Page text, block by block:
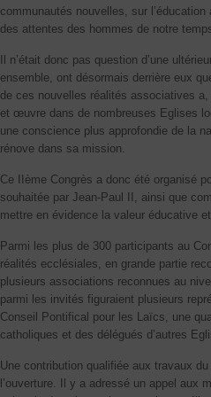
communautés nouvelles, sur
des attentes des hommes de notre
Il n’était donc pas question d’une
ensemble, ont désormais derrière eux
de ces nouvelles réalités associatives
et œuvre dans de nombreuses Eglises
une conscience plus approfondie de la
rénove dans sa mission.
Ce IIème Congrès a donc été organisé
souhaitée par Jean-Paul II, ainsi que
mettre en évidence la valeur éducative
Parmi les plus de 300 participants au
réalités ecclésiales, en grande partie
plusieurs associations reconnues au
parmi les invités figuraient plusieurs
Conseil Pontifical pour les Laïcs, une
catholiques et des délégués d’autres
Une contribution qualifiée aux travaux
l’ouverture. Il y a adressé un appel aux